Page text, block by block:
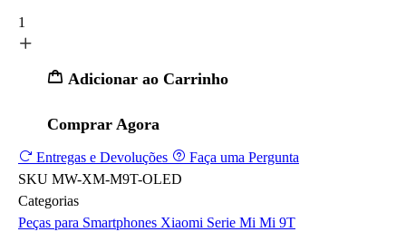
1
Adicionar ao Carrinho
Comprar Agora
Entregas e Devoluções
Faça uma Pergunta
SKU MW-XM-M9T-OLED
Categorias
Peças para Smartphones Xiaomi Serie Mi Mi 9T